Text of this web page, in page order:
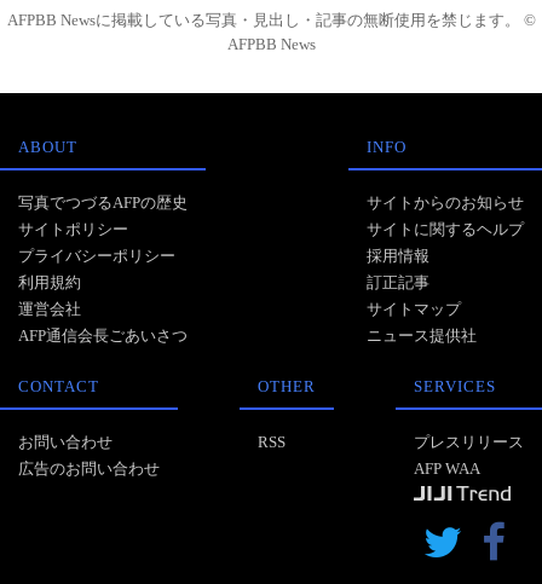
AFPBB Newsに掲載している写真・見出し・記事の無断使用を禁じます。 ©
AFPBB News
ABOUT
写真でつづるAFPの歴史
サイトポリシー
プライバシーポリシー
利用規約
運営会社
AFP通信会長ごあいさつ
INFO
サイトからのお知らせ
サイトに関するヘルプ
採用情報
訂正記事
サイトマップ
ニュース提供社
CONTACT
お問い合わせ
広告のお問い合わせ
OTHER
RSS
SERVICES
プレスリリース
AFP WAA